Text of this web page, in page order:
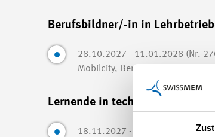
Berufsbildner/-in in
28.10.2027 - 11.01.2028 (Nr.
Mobilcity, Bern
Lernende in technischen
18.11.2027 - 19.11.2027 (Nr.